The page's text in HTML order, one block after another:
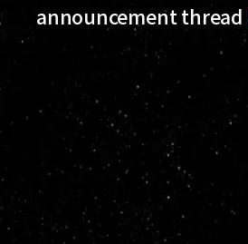
announcement thread